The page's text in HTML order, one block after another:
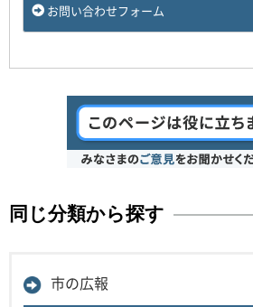
お問い合わせフォーム
同じ分類から探す
市の広報